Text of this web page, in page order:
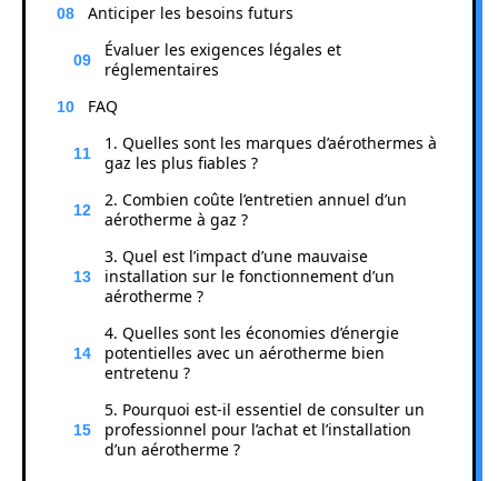
Anticiper les besoins futurs
Évaluer les exigences légales et
réglementaires
FAQ
1. Quelles sont les marques d’aérothermes à
gaz les plus fiables ?
2. Combien coûte l’entretien annuel d’un
aérotherme à gaz ?
3. Quel est l’impact d’une mauvaise
installation sur le fonctionnement d’un
aérotherme ?
4. Quelles sont les économies d’énergie
potentielles avec un aérotherme bien
entretenu ?
5. Pourquoi est-il essentiel de consulter un
professionnel pour l’achat et l’installation
d’un aérotherme ?